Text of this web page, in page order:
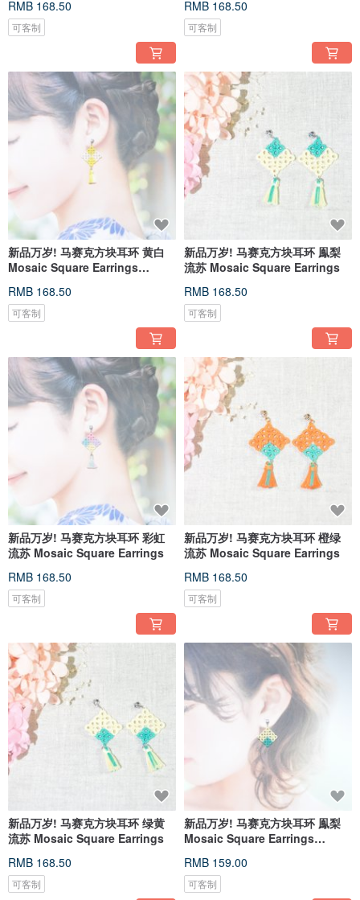
RMB 168.50
可客制
RMB 168.50
可客制
新品万岁! 马赛克方块耳环 黄白
Mosaic Square Earrings
RMB 168.50
可客制
新品万岁! 马赛克方块耳环 鳯梨
流苏 Mosaic Square Earrings
RMB 168.50
可客制
新品万岁! 马赛克方块耳环 彩虹
流苏 Mosaic Square Earrings
RMB 168.50
可客制
新品万岁! 马赛克方块耳环 橙绿
流苏 Mosaic Square Earrings
RMB 168.50
可客制
新品万岁! 马赛克方块耳环 绿黄
流苏 Mosaic Square Earrings
RMB 168.50
可客制
新品万岁! 马赛克方块耳环 鳯梨
Mosaic Square Earrings
RMB 159.00
可客制